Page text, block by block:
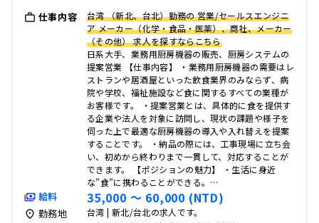
仕事内容
台湾 （新北、台北）勤務の 営業/セールスエンジニ
ア メーカー（化学・食品・医薬）、商社、メーカー
（その他） 求人を探すならこちら
日系大手、業務用厨房機器の販売、厨房システムの
提案営業 【仕事内容】 ・業務用厨房機器の需要はレ
ストランや居酒屋といった飲食業界のみならず、病
院や学校、福祉施設など食に関するすべての業種が
お客様です。 ・提案営業とは、具体的に食を提供す
る企業や法人を対象に訪問し、現状の課題や様子を
伺った上で最適な厨房機器の導入や入れ替えを提案
することです。 ・納品の際には、工事現場に立ち会
い、初めから終わりまで一貫して、対応することが
できます。 【ポジションの魅力】 ・生活に身近
な”食”に携わることができる。…
給料 35,000 〜 60,000 (NTD)
勤務地 台湾 | 新北/台北の求人です。